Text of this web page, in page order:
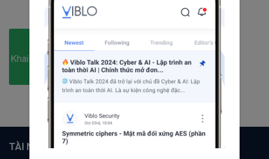
426bài viết
1câu hỏi
6người theo dõi
Theo dõi
TÀI NGUYÊN